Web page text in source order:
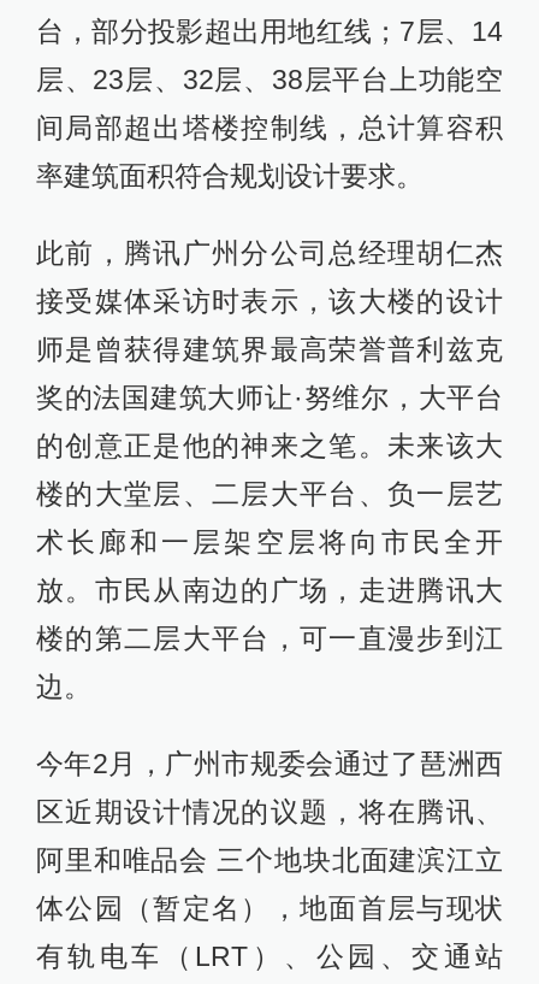
台，部分投影超出用地红线；7层、14
层、23层、32层、38层平台上功能空
间局部超出塔楼控制线，总计算容积
率建筑面积符合规划设计要求。
此前，腾讯广州分公司总经理胡仁杰
接受媒体采访时表示，该大楼的设计
师是曾获得建筑界最高荣誉普利兹克
奖的法国建筑大师让·努维尔，大平台
的创意正是他的神来之笔。未来该大
楼的大堂层、二层大平台、负一层艺
术长廊和一层架空层将向市民全开
放。市民从南边的广场，走进腾讯大
楼的第二层大平台，可一直漫步到江
边。
今年2月，广州市规委会通过了琶洲西
区近期设计情况的议题，将在腾讯、
阿里和唯品会 三个地块北面建滨江立
体公园（暂定名），地面首层与现状
有轨电车（LRT）、公园、交通站